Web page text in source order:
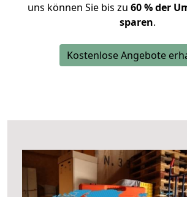
uns können Sie bis zu 60 % der
sparen.
Kostenlose Angebote